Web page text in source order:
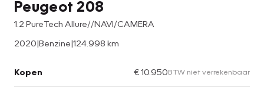
Peugeot 208
1.2 PureTech Allure//NAVI/CAMERA
2020|Benzine|124.998 km
Kopen € 10.950BTW niet verrekenbaar